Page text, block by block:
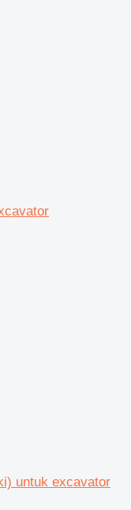
untuk excavator